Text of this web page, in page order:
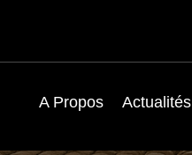
A Propos Actualités